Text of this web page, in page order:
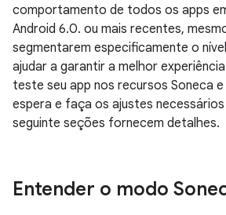
comportamento de todos os apps
Android 6.0. ou mais recentes,
segmentarem especificamente o
ajudar a garantir a melhor
teste seu app nos recursos Soneca
espera e faça os ajustes
seguinte seções fornecem detalhes.
Entender o modo